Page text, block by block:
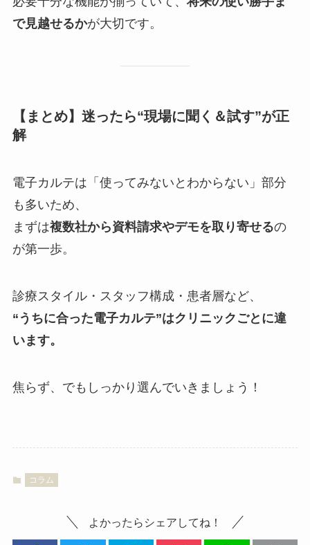
で見越せるかが大切です。
【まとめ】迷ったら“現場に聞く＆試す”が正
解
電子カルテは「使ってみないとわからない」部分
も多いため、
まずは複数社から資料請求やデモを取り寄せるの
が第一歩。
診療スタイル・スタッフ構成・患者層など、
“うちに合った電子カルテ”はクリニックごとに違
います。
焦らず、でもしっかり選んでいきましょう！
コラム
よかったらシェアしてね！